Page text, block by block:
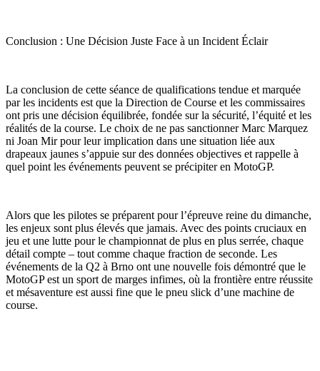
Conclusion : Une Décision Juste Face à un Incident Éclair
La conclusion de cette séance de qualifications tendue et marquée
par les incidents est que la Direction de Course et les commissaires
ont pris une décision équilibrée, fondée sur la sécurité, l’équité et les
réalités de la course. Le choix de ne pas sanctionner Marc Marquez
ni Joan Mir pour leur implication dans une situation liée aux
drapeaux jaunes s’appuie sur des données objectives et rappelle à
quel point les événements peuvent se précipiter en MotoGP.
Alors que les pilotes se préparent pour l’épreuve reine du dimanche,
les enjeux sont plus élevés que jamais. Avec des points cruciaux en
jeu et une lutte pour le championnat de plus en plus serrée, chaque
détail compte – tout comme chaque fraction de seconde. Les
événements de la Q2 à Brno ont une nouvelle fois démontré que le
MotoGP est un sport de marges infimes, où la frontière entre réussite
et mésaventure est aussi fine que le pneu slick d’une machine de
course.